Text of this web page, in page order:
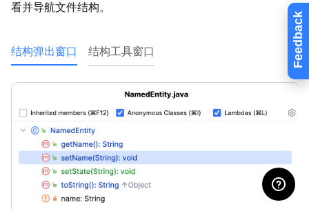
Feedback
看并导航文件结构。
结构弹出窗口 结构工具窗口